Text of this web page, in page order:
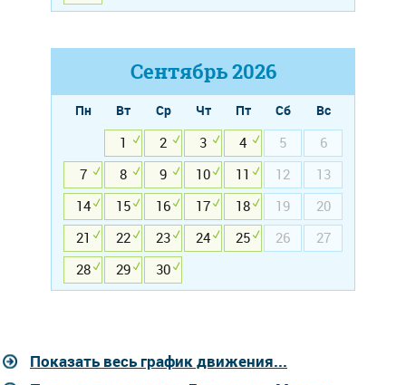
Сентябрь2026
Пн Вт Ср Чт Пт Сб
Вс
1
2 3 4 5
6
7
8 9 10 11 12
13
14
15 16 17 18 19
20
21
22 23 24 25 26
27
28
29 30
Показать весь график движения...